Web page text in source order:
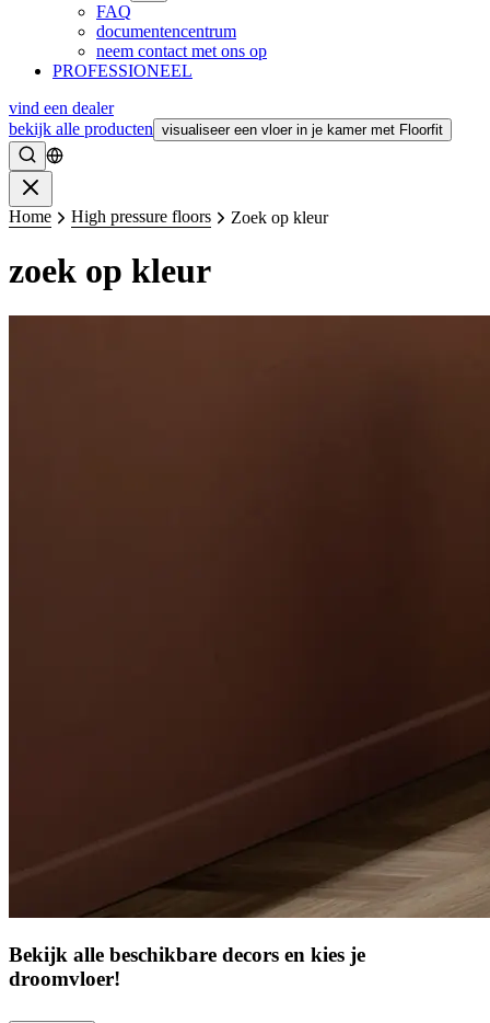
FAQ
documentencentrum
neem contact met ons op
PROFESSIONEEL
vind een dealer
bekijk alle producten visualiseer een vloer in je kamer met Floorfit
Zoeken
Home High pressure floors Zoek op kleur
zoek op kleur
Bekijk alle beschikbare decors en kies je
droomvloer!